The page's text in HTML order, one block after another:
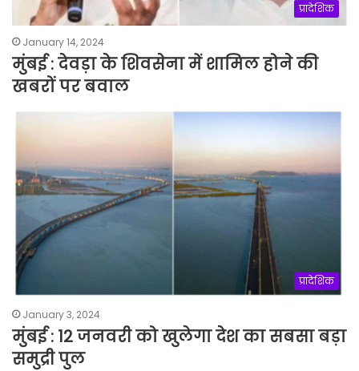
प्रादेशिक
January 14, 2024
मुंबई : देवड़ा के शिवसेना में शामिल होने की
खबरों पर बवाल
प्रादेशिक
January 3, 2024
मुंबई : 12 जनवरी को खुलेगा देश का सबसा बड़ा
समुद्री पुल